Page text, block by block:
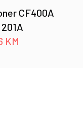
CF400A
KM